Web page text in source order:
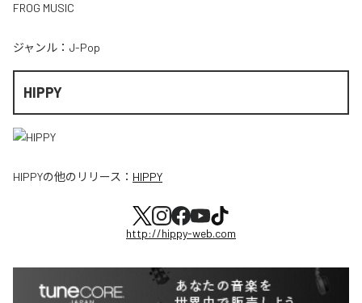
FROG MUSIC
ジャンル： J-Pop
HIPPY
HIPPYの他のリリース： HIPPY
http://hippy-web.com